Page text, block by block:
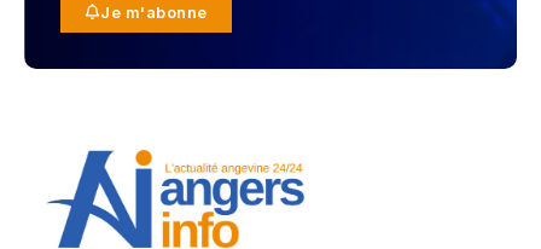
Je m'abonne